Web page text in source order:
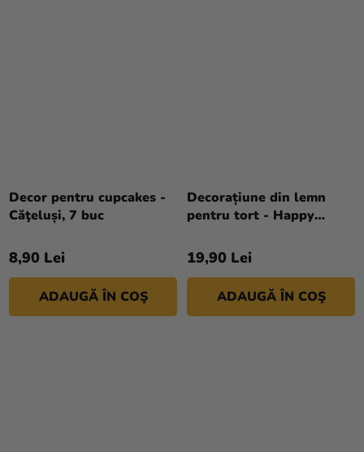
Decor pentru cupcakes -
Căţeluși, 7 buc
8,90 Lei
ADAUGĂ ÎN COŞ
Decorațiune din lemn
pentru tort - Happy
19,90 Lei
ADAUGĂ ÎN COŞ